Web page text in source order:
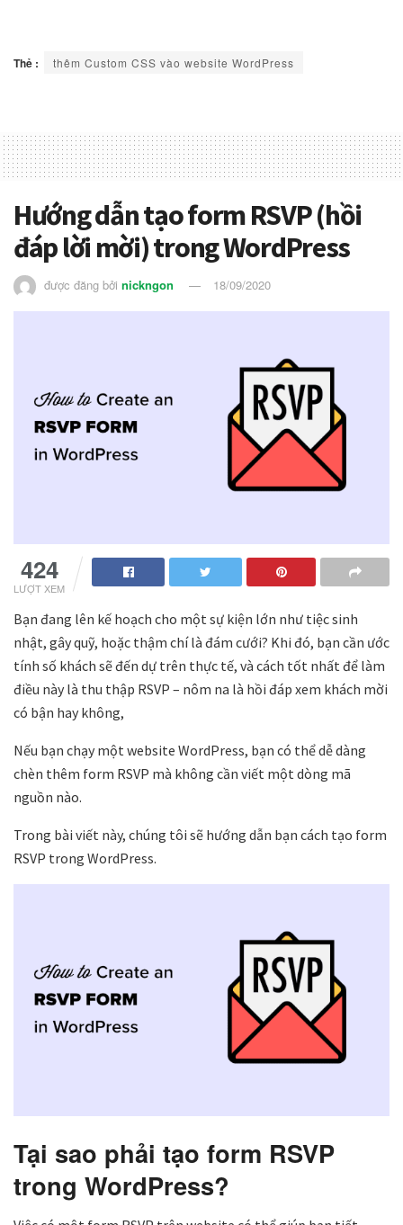
Thẻ : thêm Custom CSS vào website WordPress
Hướng dẫn tạo form RSVP (hồi
đáp lời mời) trong WordPress
được đăng bởi nickngon 18/09/2020
424
LƯỢT XEM
Bạn đang lên kế hoạch cho một sự kiện lớn như tiệc sinh
nhật, gây quỹ, hoặc thậm chí là đám cưới? Khi đó, bạn cần ước
tính số khách sẽ đến dự trên thực tế, và cách tốt nhất để làm
điều này là thu thập RSVP – nôm na là hồi đáp xem khách mời
có bận hay không,
Nếu bạn chạy một website WordPress, bạn có thể dễ dàng
chèn thêm form RSVP mà không cần viết một dòng mã
nguồn nào.
Trong bài viết này, chúng tôi sẽ hướng dẫn bạn cách tạo form
RSVP trong WordPress.
Tại sao phải tạo form RSVP
trong WordPress?